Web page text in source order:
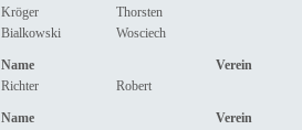
Kröger
Thorsten
Bialkowski Wosciech
Name
Verein
Richter Robert
Name
Verein